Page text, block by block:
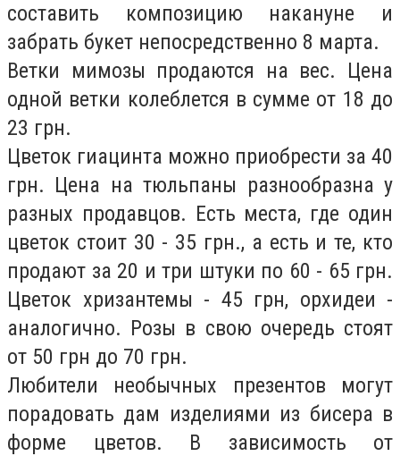
составить композицию накануне и
забрать букет непосредственно 8 марта.
Ветки мимозы продаются на вес. Цена
одной ветки колеблется в сумме от 18 до
23 грн.
Цветок гиацинта можно приобрести за 40
грн. Цена на тюльпаны разнообразна у
разных продавцов. Есть места, где один
цветок стоит 30 - 35 грн., а есть и те, кто
продают за 20 и три штуки по 60 - 65 грн.
Цветок хризантемы - 45 грн, орхидеи -
аналогично. Розы в свою очередь стоят
от 50 грн до 70 грн.
Любители необычных презентов могут
порадовать дам изделиями из бисера в
форме цветов. В зависимость от